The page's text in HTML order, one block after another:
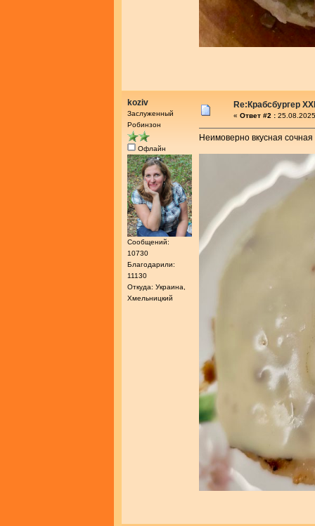
koziv
Заслуженный
Робинзон
Офлайн
Сообщений:
10730
Благодарили:
11130
Откуда: Украина,
Хмельницкий
Re:Крабсбургер
« Ответ #2 :
Неимоверно вкусная сочная